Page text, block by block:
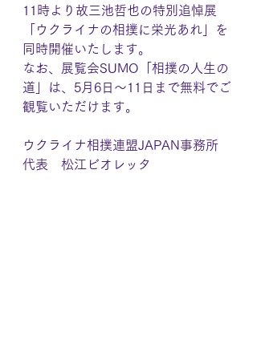
11時より故三池哲也の特別追悼展
「ウクライナの相撲に栄光あれ」を
同時開催いたします。
なお、展覧会SUMO「相撲の人生の
道」は、5月6日〜11日まで無料でご
観覧いただけます。
ウクライナ相撲連盟JAPAN事務所
代表　松江ビオレッタ